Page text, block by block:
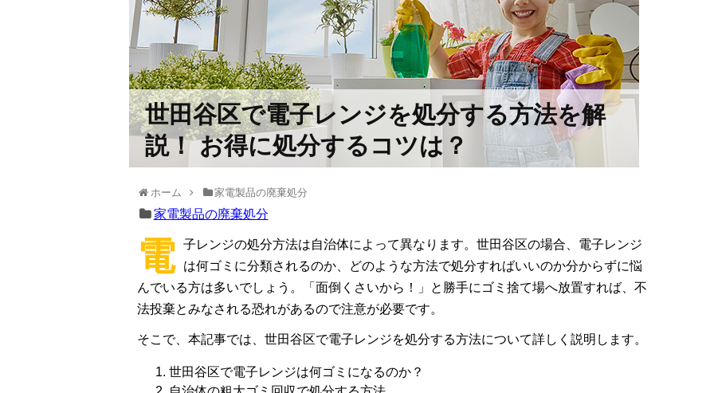
世田谷区で電子レンジを処分する方法を解
説！ お得に処分するコツは？
ホーム 家電製品の廃棄処分
家電製品の廃棄処分
電 子レンジの処分方法は自治体によって異なります。世田谷区の場合、電子レンジ
は何ゴミに分類されるのか、どのような方法で処分すればいいのか分からずに悩
んでいる方は多いでしょう。「面倒くさいから！」と勝手にゴミ捨て場へ放置すれば、不
法投棄とみなされる恐れがあるので注意が必要です。
そこで、本記事では、世田谷区で電子レンジを処分する方法について詳しく説明します。
世田谷区で電子レンジは何ゴミになるのか？